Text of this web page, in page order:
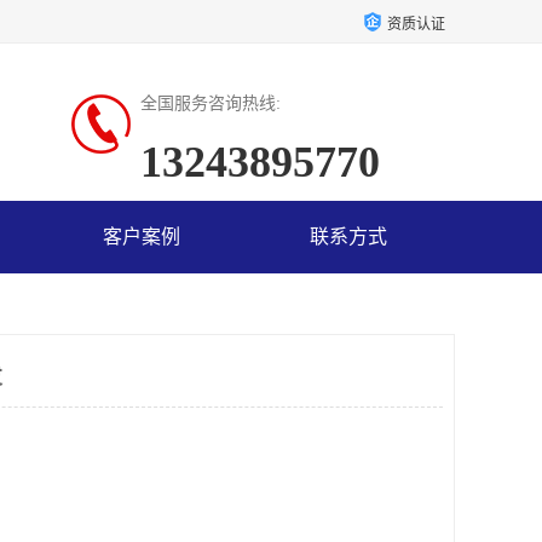
资质认证
全国服务咨询热线:
13243895770
客户案例 联系方式